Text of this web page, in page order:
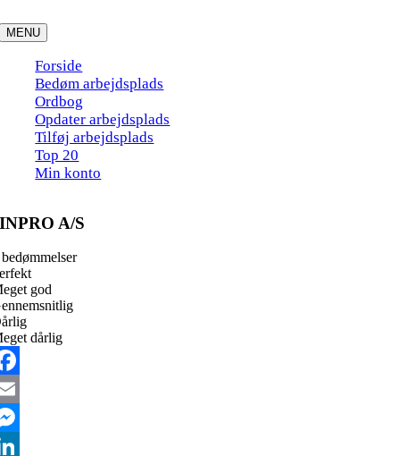
to
content
MENU
Forside
Bedøm arbejdsplads
Ordbog
Opdater arbejdsplads
Tilføj arbejdsplads
Top 20
Min konto
INPRO A/S
god
dårlig